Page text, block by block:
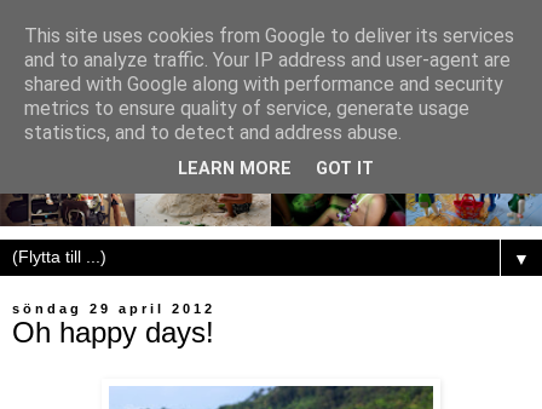
▼
söndag 29 april 2012
Oh happy days!
This site uses cookies from Google to deliver its services
and to analyze traffic. Your IP address and user-agent are
shared with Google along with performance and security
metrics to ensure quality of service, generate usage
statistics, and to detect and address abuse.
LEARN MORE GOT IT